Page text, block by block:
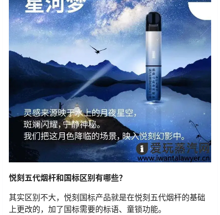
悦刻五代烟杆和国标区别有哪些？
其实区别不大，悦刻国标产品就是在悦刻五代烟杆的基础
上更改的，加了国标需要的标语、童锁功能。